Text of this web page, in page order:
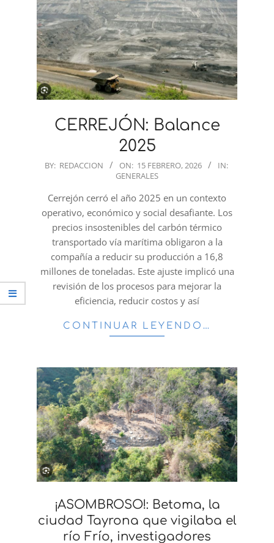
CERREJÓN: Balance
2025
2026-
BY: REDACCION ON: 15 FEBRERO, 2026
IN:
GENERALES
Cerrejón cerró el año 2025 en un contexto
operativo, económico y social desafiante. Los
precios insostenibles del carbón térmico
transportado vía marítima obligaron a la
compañía a reducir su producción a 16,8
millones de toneladas. Este ajuste implicó una
revisión de los procesos para mejorar la
eficiencia, reducir costos y así
CONTINUAR LEYENDO…
¡ASOMBROSO!: Betoma, la
ciudad Tayrona que vigilaba el
río Frío, investigadores